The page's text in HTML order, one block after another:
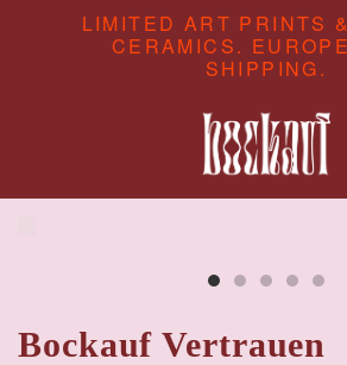
LIMITED ART PRINTS
CERAMICS.
SHIPPING.
CONTENT
Bockauf Vertrauen